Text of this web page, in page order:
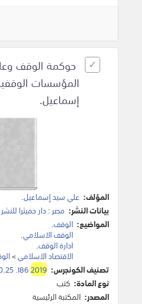
حوكمة الوقف
المؤسسات
إسماعيل.
المؤلف: علي سيد إسماعيل.
بيانات النشر: مصر :دار حميثرا
المواضيع: الوقف.
الوقف الاسلامي.
ادارة الوقف.
الاقتصاد الاسلامي>
تصنيف الكونجرس:
.I862019
نوع المادة: كتب
المصدر: المكتبة الرئيسية